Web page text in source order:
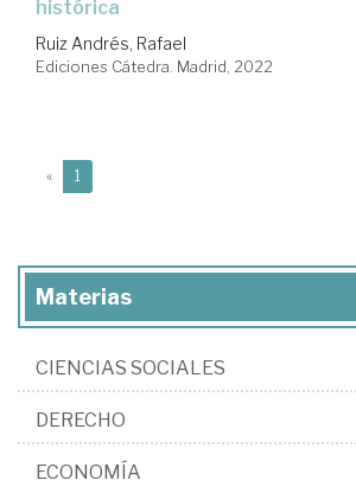
histórica
Ruiz Andrés, Rafael
Ediciones Cátedra. Madrid, 2022
« 1
Materias
CIENCIAS SOCIALES
DERECHO
ECONOMÍA